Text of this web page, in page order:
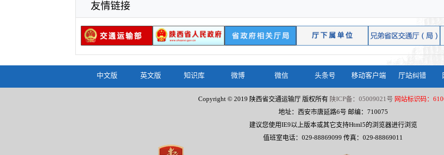
友情链接
中文版 英文版 知识库 微博 微信 头条号 移动客户端 厅站纠错
Copyright © 2019 陕西省交通运输厅 版权所有 陕ICP备：05009021号 网站标识码：
地址：西安市唐延路6号 邮编：710075
建议您使用IE9以上版本或其它支持Html5的浏览器进行浏览
值班室电话：029-88869099 传真：029-88869011